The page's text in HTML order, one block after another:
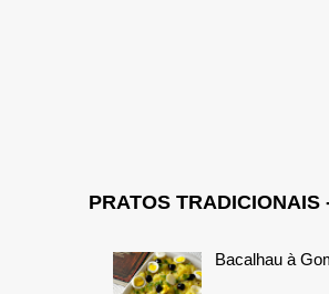
PRATOS
Bacalhau à